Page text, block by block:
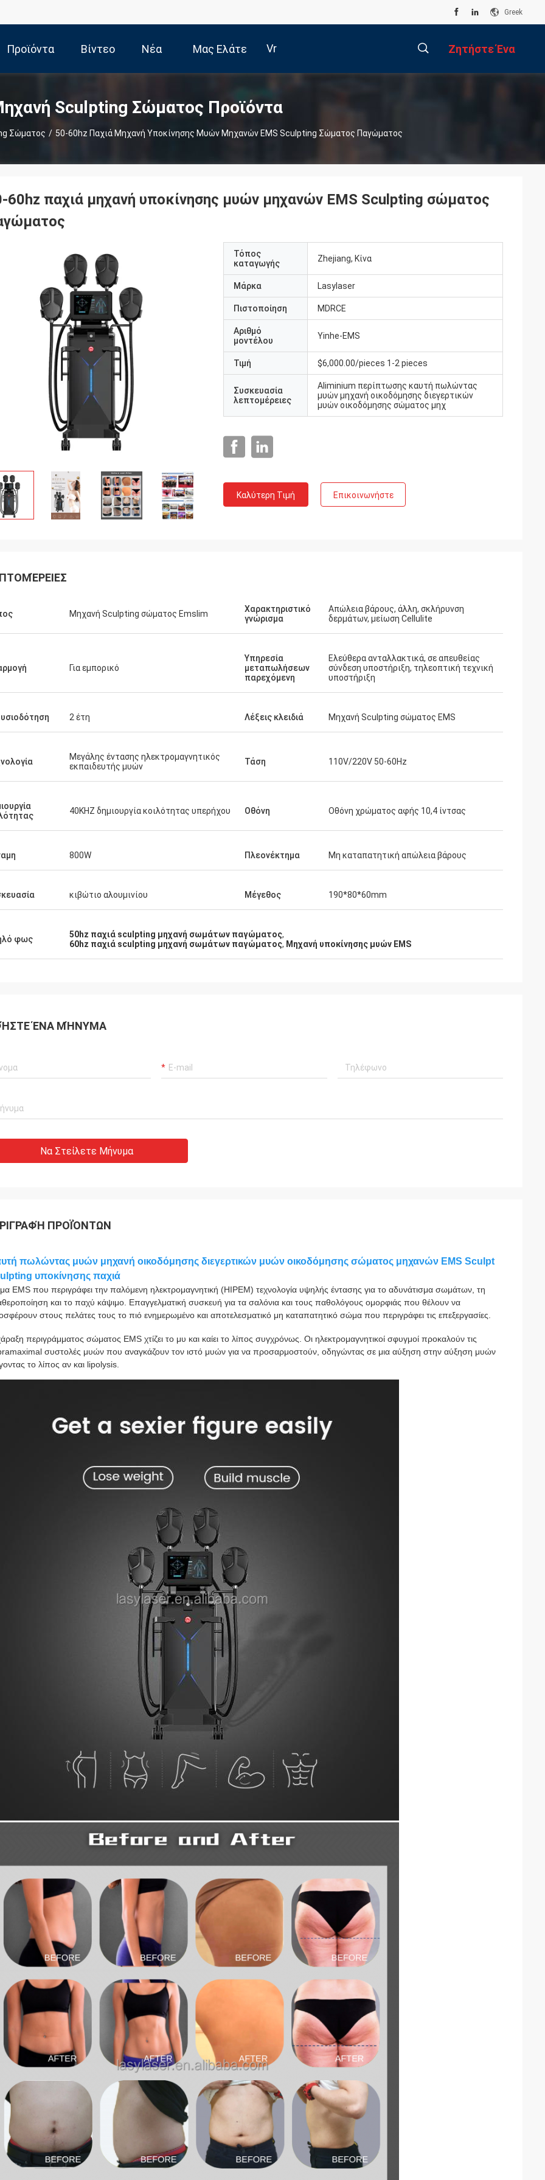
Greek
Προϊόντα Βίντεο Νέα Μας Ελάτε
Σε Επαφή
Vr Ζητήστε Ένα
Απόσπασμα
Sculpting Σώματος Προϊόντα
Σώματος / 50-60hz Παχιά Μηχανή Υποκίνησης Μυών Μηχανών EMS Sculpting Σώματος Παγώματος
60hz παχιά μηχανή υποκίνησης μυών μηχανών EMS Sculpting σώματος
Τόπος
καταγωγής
Zhejiang, Κίνα
Μάρκα Lasylaser
Πιστοποίηση MDRCE
Αριθμό
μοντέλου
Yinhe-EMS
Τιμή $6,000.00/pieces 1-2 pieces
Συσκευασία
λεπτομέρειες
Aliminium περίπτωσης καυτή πωλώντας
μυών μηχανή οικοδόμησης διεγερτικών
μυών οικοδόμησης σώματος μηχ
Καλύτερη Τιμή Επικοινωνήστε
Μηχανή Sculpting σώματος Emslim
Χαρακτηριστικό
γνώρισμα
Απώλεια βάρους, άλλη, σκλήρυνση
δερμάτων, μείωση Cellulite
Για εμπορικό
Υπηρεσία
μεταπωλήσεων
παρεχόμενη
Ελεύθερα ανταλλακτικά, σε απευθείας
σύνδεση υποστήριξη, τηλεοπτική τεχνική
υποστήριξη
2 έτη Λέξεις κλειδιά Μηχανή Sculpting σώματος EMS
Μεγάλης έντασης ηλεκτρομαγνητικός
εκπαιδευτής μυών
Τάση 110V/220V 50-60Hz
40KHZ δημιουργία κοιλότητας υπερήχου Οθόνη Οθόνη χρώματος αφής 10,4 ίντσας
800W Πλεονέκτημα Μη καταπατητική απώλεια βάρους
κιβώτιο αλουμινίου Μέγεθος 190*80*60mm
φως 50hz παχιά sculpting μηχανή σωμάτων παγώματος,
60hz παχιά sculpting μηχανή σωμάτων παγώματος, Μηχανή υποκίνησης μυών EMS
ΈΝΑ ΜΉΝΥΜΑ
Να Στείλετε Μήνυμα
ΠΡΟΪΌΝΤΩΝ
πωλώντας μυών μηχανή οικοδόμησης διεγερτικών μυών οικοδόμησης σώματος μηχανών EMS Sculpt
υποκίνησης παχιά
EMS που περιγράφει την παλόμενη ηλεκτρομαγνητική (HIPEM) τεχνολογία υψηλής έντασης για το αδυνάτισμα σωμάτων, τη
και το παχύ κάψιμο. Επαγγελματική συσκευή για τα σαλόνια και τους παθολόγους ομορφιάς που θέλουν να
στους πελάτες τους το πιό ενημερωμένο και αποτελεσματικό μη καταπατητικό σώμα που περιγράφει τις επεξεργασίες
περιγράμματος σώματος EMS χτίζει το μυ και καίει το λίπος συγχρόνως. Οι ηλεκτρομαγνητικοί σφυγμοί προκαλούν τις
συστολές μυών που αναγκάζουν τον ιστό μυών για να προσαρμοστούν, οδηγώντας σε μια αύξηση στην αύξηση μυών
το λίπος αν και lipolysis.